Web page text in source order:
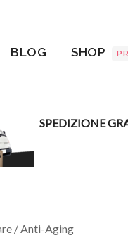
BLOG SHOP
SPEDIZIONE
/ Anti-Aging